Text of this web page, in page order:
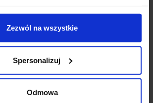
Zezwól na wszystkie
Spersonalizuj
Odmowa
AQF MULTITRACK
łącznik giętki